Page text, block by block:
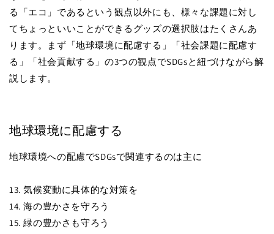
る「エコ」であるという観点以外にも、様々な課題に対し
てちょっといいことができるグッズの選択肢はたくさんあ
ります。まず「地球環境に配慮する」「社会課題に配慮す
る」「社会貢献する」の3つの観点でSDGsと紐づけながら解
説します。
地球環境に配慮する
地球環境への配慮でSDGsで関連するのは主に
13. 気候変動に具体的な対策を
14. 海の豊かさを守ろう
15. 緑の豊かさも守ろう